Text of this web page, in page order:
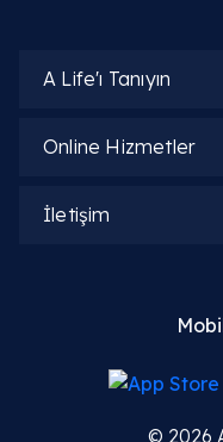
A Life'ı Tanıyın
Online Hizmetler
İletişim
© 2026